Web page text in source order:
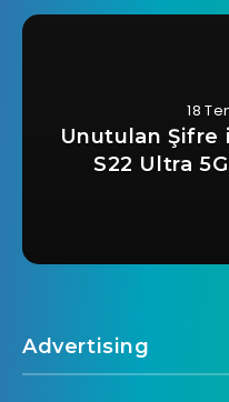
18
Unutulan Şifre
S22 Ultra
Advertising